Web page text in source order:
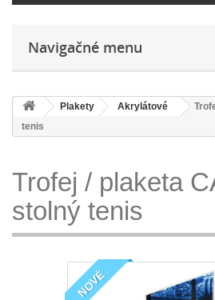
Navigačné menu
Plakety Akrylátové
tenis
Trofej / plaketa
stolný tenis
NOVÉ